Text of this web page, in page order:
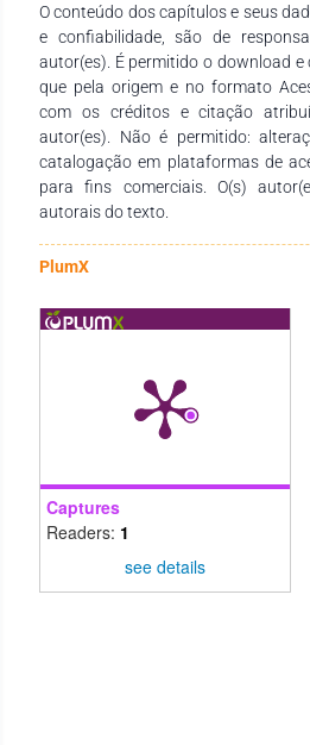
O conteúdo dos capítulos e seus
e confiabilidade, são de
autor(es). É permitido o download
que pela origem e no formato
com os créditos e citação
autor(es). Não é permitido:
catalogação em plataformas de
para fins comerciais. O(s)
autorais do texto.
PlumX
Captures
Readers: 1
see details